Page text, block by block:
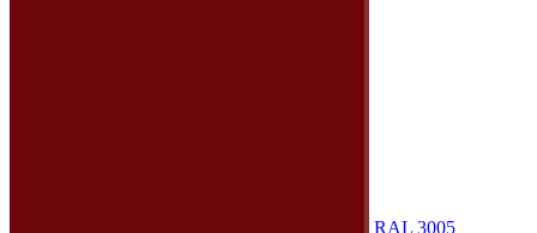
RAL 3005